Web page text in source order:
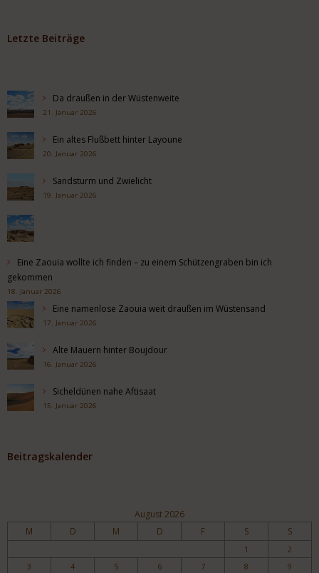
Letzte Beiträge
Da draußen in der Wüstenweite
21. Januar 2026
Ein altes Flußbett hinter Layoune
20. Januar 2026
Sandsturm und Zwielicht
19. Januar 2026
Eine Zaouia wollte ich finden – zu einem Schützengraben bin ich
gekommen
18. Januar 2026
Eine namenlose Zaouia weit draußen im Wüstensand
17. Januar 2026
Alte Mauern hinter Boujdour
16. Januar 2026
Sicheldünen nahe Aftisaat
15. Januar 2026
Beitragskalender
August 2026
M D M D F S S
1
2
3
4 5 6 7 8
9